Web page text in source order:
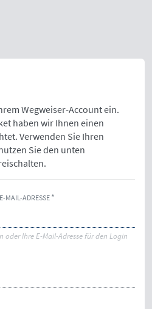
Wegweiser-Account ein.
haben wir Ihnen einen
Verwenden Sie Ihren
Sie den unten
MAIL-ADRESSE
oder Ihre E-Mail-Adresse für den Login